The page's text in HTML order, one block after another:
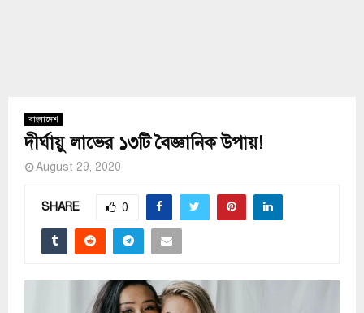
বাংলাদেশ
দীর্ঘায়ু লাভের ১৩টি বৈজ্ঞানিক উপায়!
August 29, 2020
SHARE 0